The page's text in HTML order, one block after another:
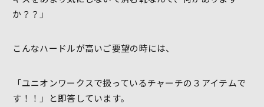
か？？」
こんなハードルが高いご要望の時には、
「ユニオンワークスで扱っているチャーチの３アイテムで
す！！」と即答しています。